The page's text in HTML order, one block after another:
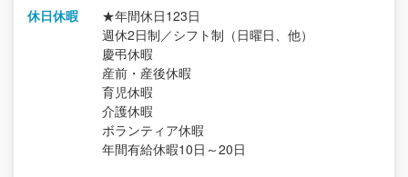
休日休暇
★年間休日123日
週休2日制／シフト制（日曜日、他）
慶弔休暇
産前・産後休暇
育児休暇
介護休暇
ボランティア休暇
年間有給休暇10日～20日